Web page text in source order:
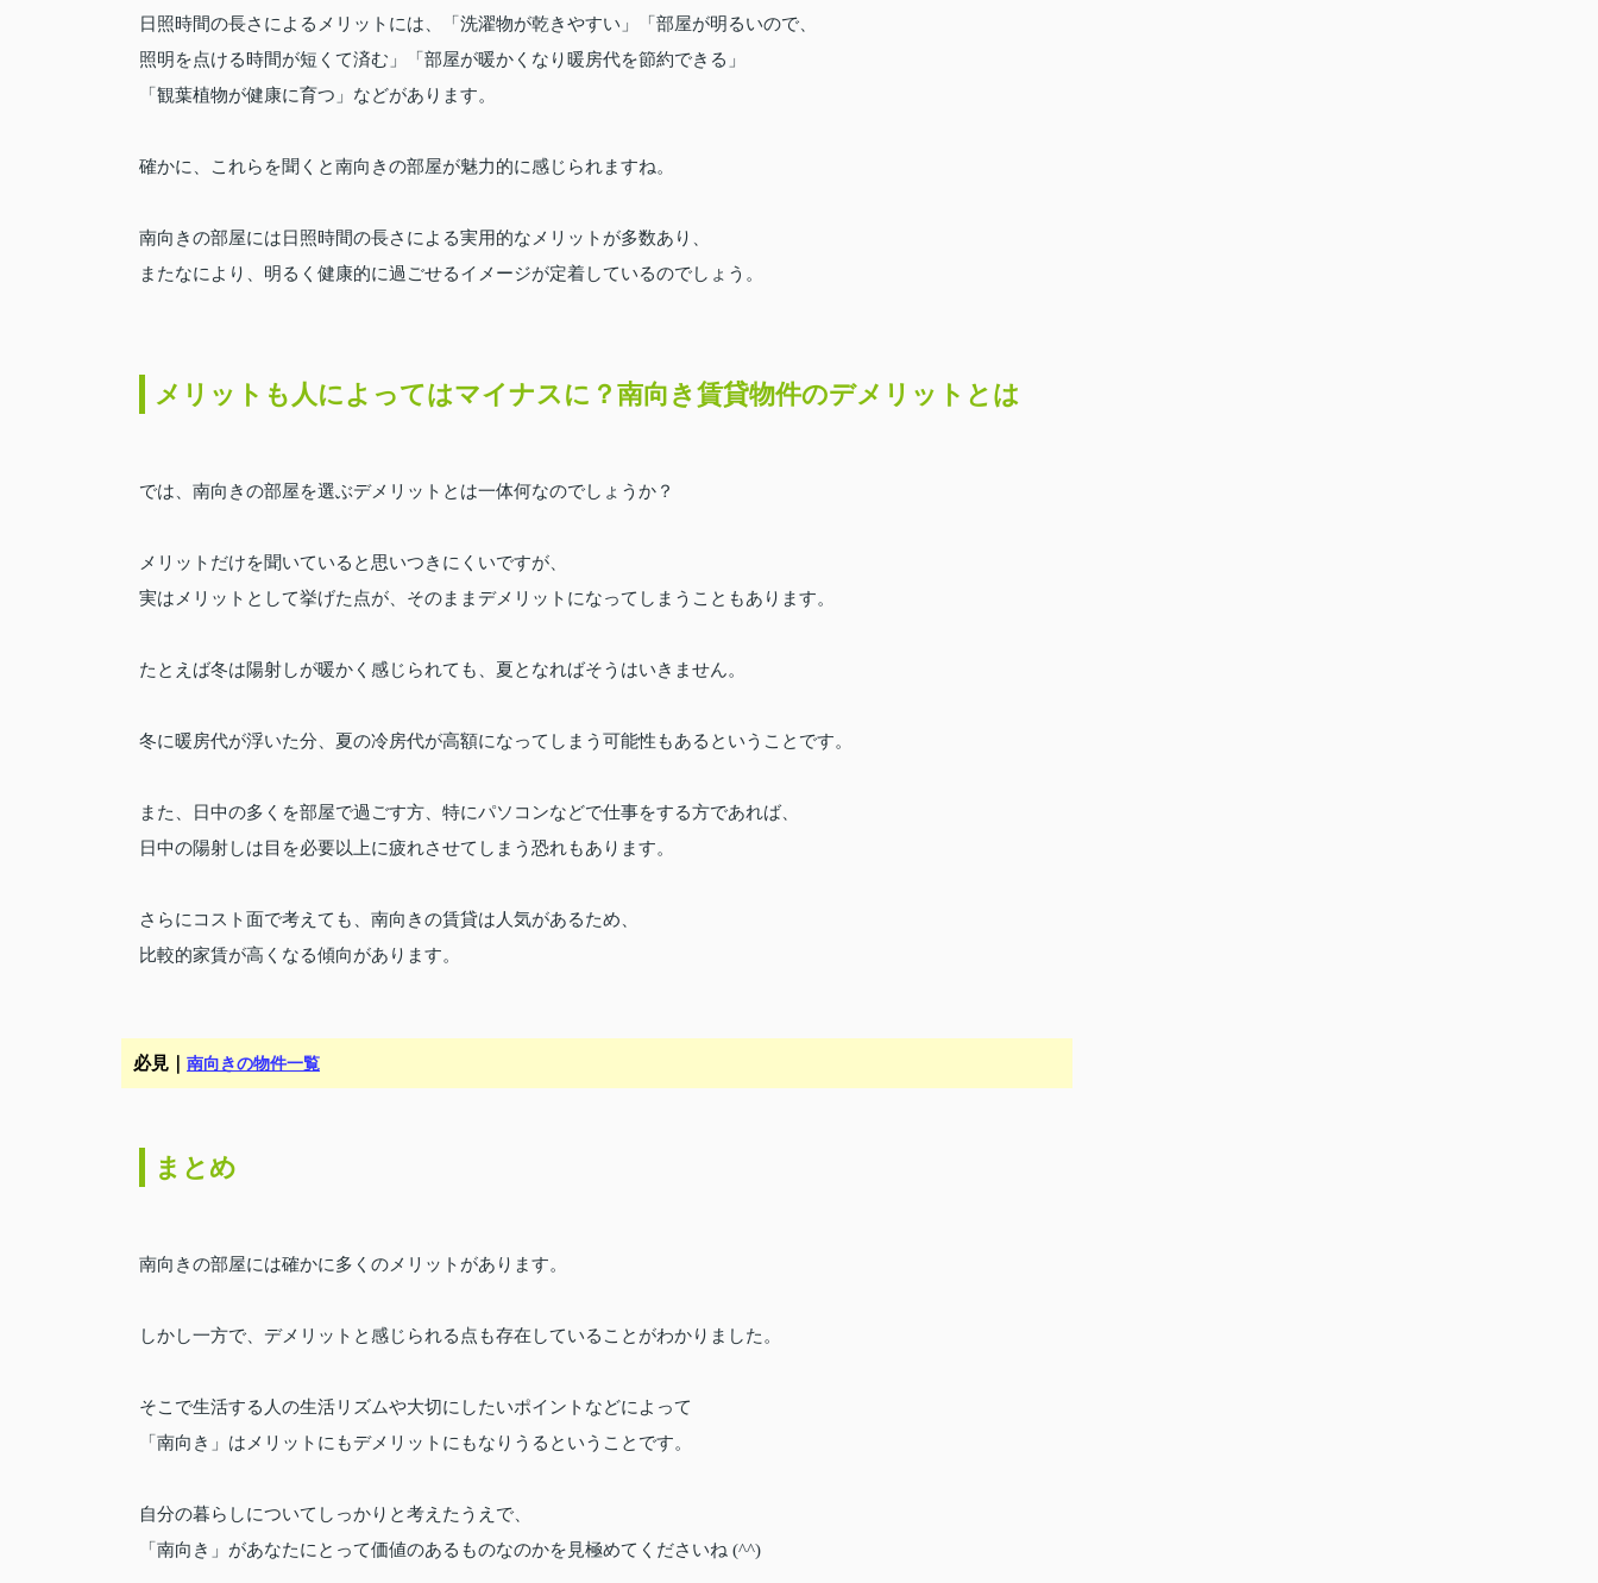
日照時間の長さによるメリットには、「洗濯物が乾きやすい」「部屋が明るいので、
照明を点ける時間が短くて済む」「部屋が暖かくなり暖房代を節約できる」
「観葉植物が健康に育つ」などがあります。
確かに、これらを聞くと南向きの部屋が魅力的に感じられますね。
南向きの部屋には日照時間の長さによる実用的なメリットが多数あり、
またなにより、明るく健康的に過ごせるイメージが定着しているのでしょう。
メリットも人によってはマイナスに？南向き賃貸物件のデメリットとは
では、南向きの部屋を選ぶデメリットとは一体何なのでしょうか？
メリットだけを聞いていると思いつきにくいですが、
実は メリットとして挙げた点が、そのままデメリットになってしまうこともあります。
たとえば冬は陽射しが暖かく感じられても、夏となればそうはいきません。
冬に暖房代が浮いた分、夏の冷房代が高額になってしまう可能性もあるということです。
また、日中の多くを部屋で過ごす方、特にパソコンなどで仕事をする方であれば、
日中の陽射しは目を必要以上に疲れさせてしまう恐れもあります。
さらにコスト面で考えても、南向きの賃貸は人気があるため、
比較的家賃が高くなる傾向があります。
必見｜ 南向きの物件一覧
まとめ
南向きの部屋には確かに多くのメリットがあります。
しかし一方で、デメリットと感じられる点も存在していることがわかりました。
そこで生活する人の生活リズムや大切にしたいポイントなどによって
「南向き」はメリットにもデメリットにもなりうるということです。
自分の暮らしについてしっかりと考えたうえで、
「南向き」があなたにとって価値のあるものなのかを見極めてくださいね (^^)